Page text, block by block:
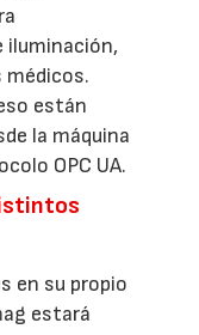
iluminación,
están
la máquina
OPC UA.
en su propio
estará